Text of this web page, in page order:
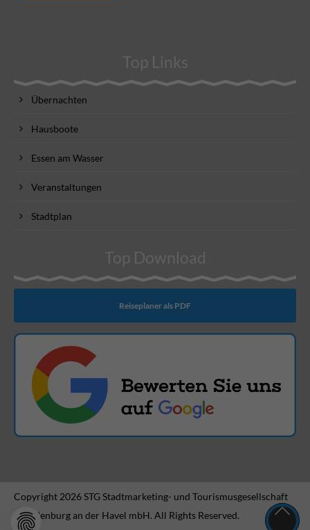
Top Links
Übernachten
Hausboote
Essen am Wasser
Veranstaltungen
Stadtplan
Top Download
Reiseplaner als PDF
Copyright 2026 STG Stadtmarketing- und Tourismusgesellschaft
Brandenburg an der Havel mbH. All Rights Reserved.